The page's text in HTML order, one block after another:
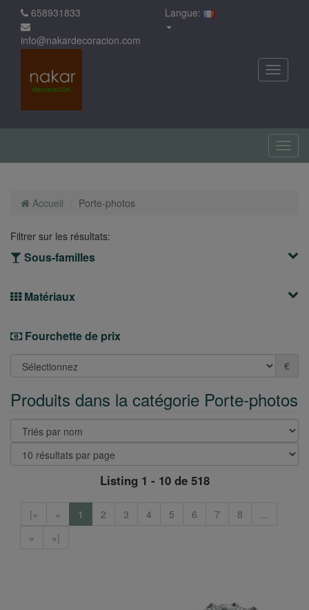
658931833
info@nakardecoracion.com
Langue:
Accueil Porte-photos
Filtrer sur les résultats:
Sous-familles
Matériaux
Fourchette de prix
€
Produits dans la catégorie Porte-photos
Listing 1 - 10 de 518
|« « 1 2 3 4 5 6 7 8
...
»
»|